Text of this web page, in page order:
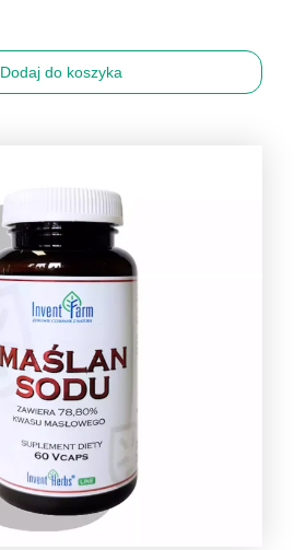
Dodaj do koszyka